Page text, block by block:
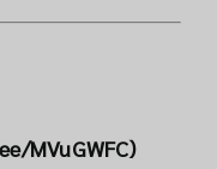
MVuGWFC)